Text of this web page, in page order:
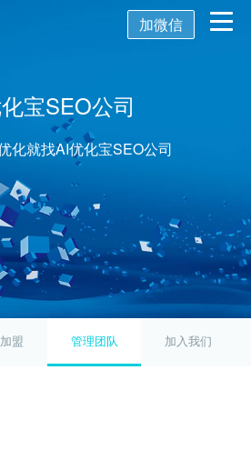
加微信
网站建设
公众号开发
小程序开发
宝SEO公司
化就找AI优化宝SEO公司
盟 管理团队 加入我们